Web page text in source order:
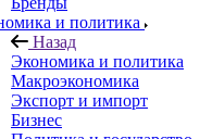
и политика
Назад
Экономика и политика
Макроэкономика
Экспорт и импорт
Бизнес